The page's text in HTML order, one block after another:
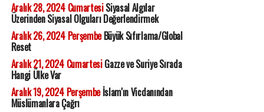
Aralık 28, 2024 CumartesiSiyasal Algılar
Üzerinden Siyasal Olguları Değerlendirmek
Aralık 26, 2024 PerşembeBüyük Sıfırlama/Global
Reset
Aralık 21, 2024 CumartesiGazze ve Suriye Sırada
Hangi Ülke Var
Aralık 19, 2024 Perşembeİslam'ın Vicdanından
Müslümanlara Çağrı